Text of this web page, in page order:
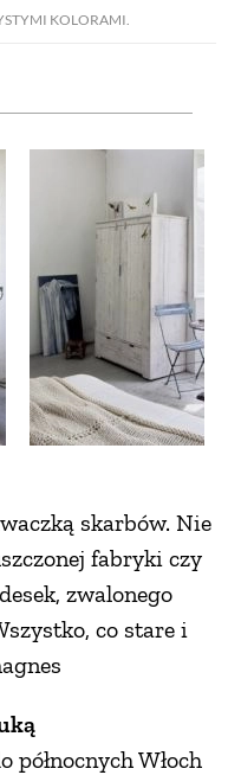
KOLORAMI.
skarbów. Nie
fabryki czy
zwalonego
co stare i
północnych Włoch